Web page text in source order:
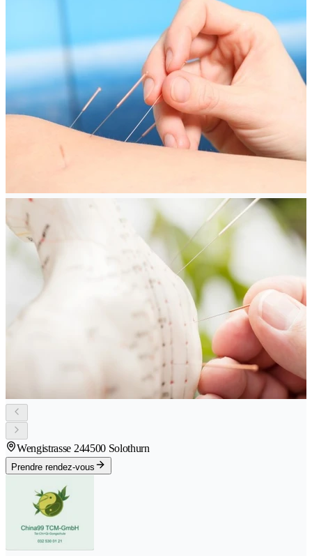
Wengistrasse 244500 Solothurn
Prendre rendez-vous